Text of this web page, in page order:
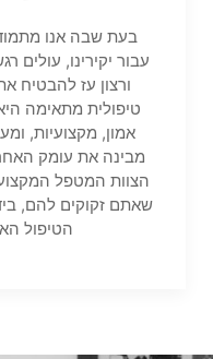
בעת שבה אנו
עבור יקירינו, עולים
ורצון עז להבטיח
טיפולית מתאימה
אמון, מקצועיות,
מבינה את עומק
הצוות המטפל
שאתם זקוקים להם,
הטיפול